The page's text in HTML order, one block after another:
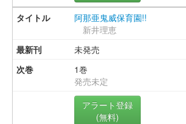
阿那亜鬼威保育園!!
新井理恵
未発売
1巻
発売未定
アラート登録
(無料)